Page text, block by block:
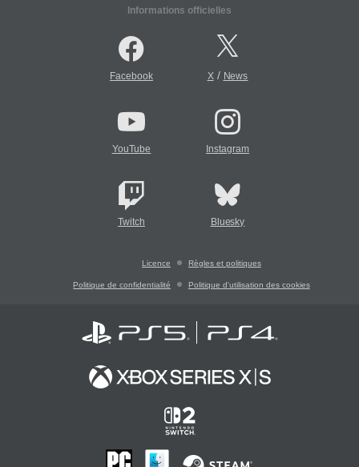
Informations officielles
Facebook X/ News
YouTube Instagram
Twitch Bluesky
Licence Règles et politiques
Politique de confidentialité Politique d'utilisation des cookies